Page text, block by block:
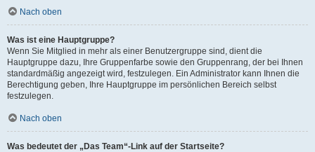
Nach oben
Was ist eine Hauptgruppe?
Wenn Sie Mitglied in mehr als einer Benutzergruppe sind, dient die
Hauptgruppe dazu, Ihre Gruppenfarbe sowie den Gruppenrang, der bei Ihnen
standardmäßig angezeigt wird, festzulegen. Ein Administrator kann Ihnen die
Berechtigung geben, Ihre Hauptgruppe im persönlichen Bereich selbst
festzulegen.
Nach oben
Was bedeutet der „Das Team“-Link auf der Startseite?